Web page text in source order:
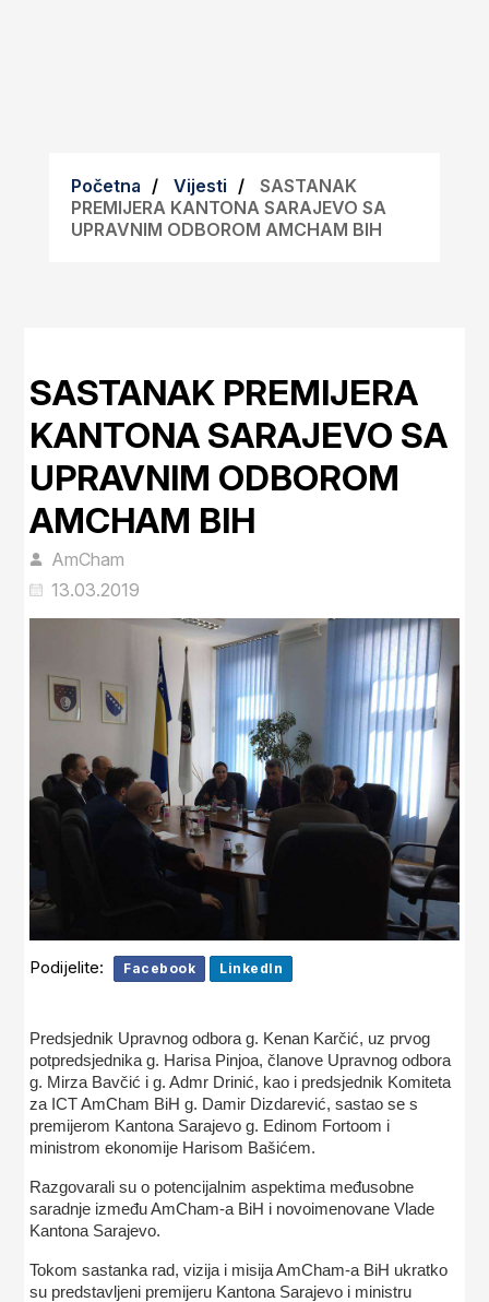
Početna Vijesti
SASTANAK
PREMIJERA KANTONA SARAJEVO SA
UPRAVNIM ODBOROM AMCHAM BIH
SASTANAK PREMIJERA
KANTONA SARAJEVO SA
UPRAVNIM ODBOROM
AMCHAM BIH
AmCham
13.03.2019
Podijelite: Facebook LinkedIn
Predsjednik Upravnog odbora g. Kenan Karčić, uz prvog
potpredsjednika g. Harisa Pinjoa, članove Upravnog odbora
g. Mirza Bavčić i g. Admr Drinić, kao i predsjednik Komiteta
za ICT AmCham BiH g. Damir Dizdarević, sastao se s
premijerom Kantona Sarajevo g. Edinom Fortoom i
ministrom ekonomije Harisom Bašićem.
Razgovarali su o potencijalnim aspektima međusobne
saradnje između AmCham-a BiH i novoimenovane Vlade
Kantona Sarajevo.
Tokom sastanka rad, vizija i misija AmCham-a BiH ukratko
su predstavljeni premijeru Kantona Sarajevo i ministru